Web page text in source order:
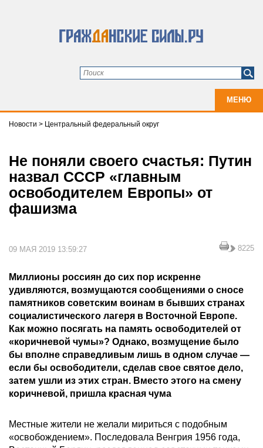
МЕНЮ
Новости > Центральный федеральный округ
Не поняли своего счастья: Путин
назвал СССР «главным
освободителем Европы» от
фашизма
09 МАЯ 2019 13:59:27 8225
Миллионы россиян до сих пор искренне
удивляются, возмущаются сообщениями о сносе
памятников советским воинам в бывших странах
социалистического лагеря в Восточной Европе.
Как можно посягать на память освободителей от
«коричневой чумы»? Однако, возмущение было
бы вполне справедливым лишь в одном случае —
если бы освободители, сделав свое святое дело,
затем ушли из этих стран. Вместо этого на смену
коричневой, пришла красная чума
Местные жители не желали мириться с подобным
«освобождением». Последовала Венгрия 1956 года,